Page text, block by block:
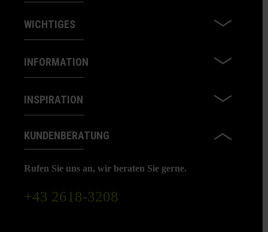
WICHTIGES
INFORMATION
INSPIRATION
KUNDENBERATUNG
Rufen Sie uns an, wir beraten Sie gerne.
+43 2618-3208